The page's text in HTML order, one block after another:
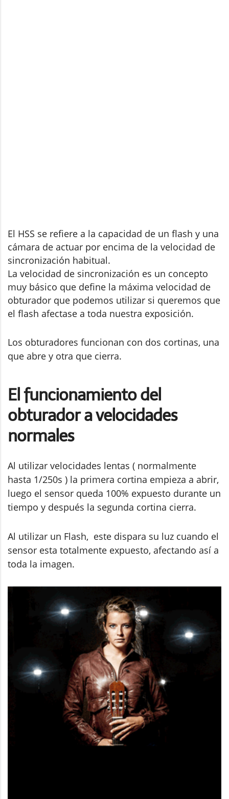
El HSS se refiere a la capacidad de un flash y una
cámara de actuar por encima de la velocidad de
sincronización habitual.
La velocidad de sincronización es un concepto
muy básico que define la máxima velocidad de
obturador que podemos utilizar si queremos que
el flash afectase a toda nuestra exposición.
Los obturadores funcionan con dos cortinas, una
que abre y otra que cierra.
El funcionamiento del
obturador a velocidades
normales
Al utilizar velocidades lentas ( normalmente
hasta 1/250s ) la primera cortina empieza a abrir,
luego el sensor queda 100% expuesto durante un
tiempo y después la segunda cortina cierra.
Al utilizar un Flash, este dispara su luz cuando el
sensor esta totalmente expuesto, afectando así a
toda la imagen.